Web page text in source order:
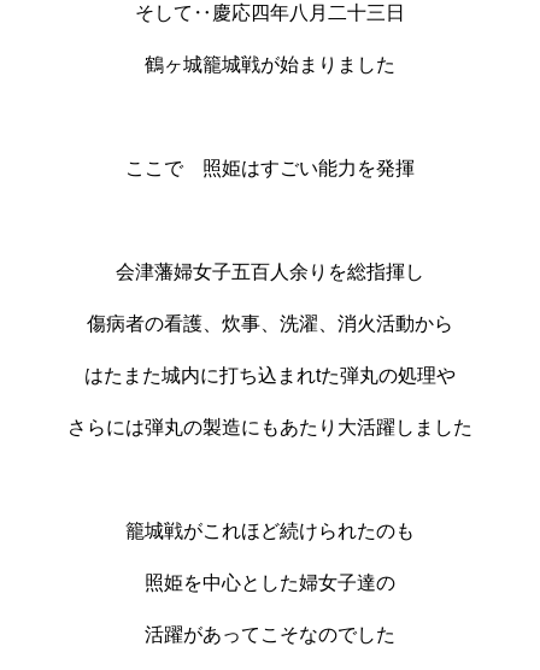
そして‥慶応四年八月二十三日
鶴ヶ城籠城戦が始まりました
ここで 照姫はすごい能力を発揮
会津藩婦女子五百人余りを総指揮し
傷病者の看護、炊事、洗濯、消火活動から
はたまた城内に打ち込まれtた弾丸の処理や
さらには弾丸の製造にもあたり大活躍しました
籠城戦がこれほど続けられたのも
照姫を中心とした婦女子達の
活躍があってこそなのでした